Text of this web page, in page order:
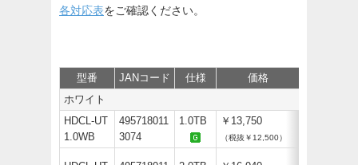
各対応表をご確認ください。
型番 JANコード 仕様 価格
ホワイト
HDCL-UT
1.0WB
495718011
3074
1.0TB ￥13,750
（税抜￥12,500）